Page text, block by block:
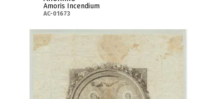
Amoris Incendium
AC-01673